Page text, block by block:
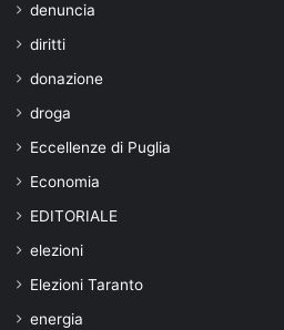
denuncia
diritti
donazione
droga
Eccellenze di Puglia
Economia
EDITORIALE
elezioni
Elezioni Taranto
energia